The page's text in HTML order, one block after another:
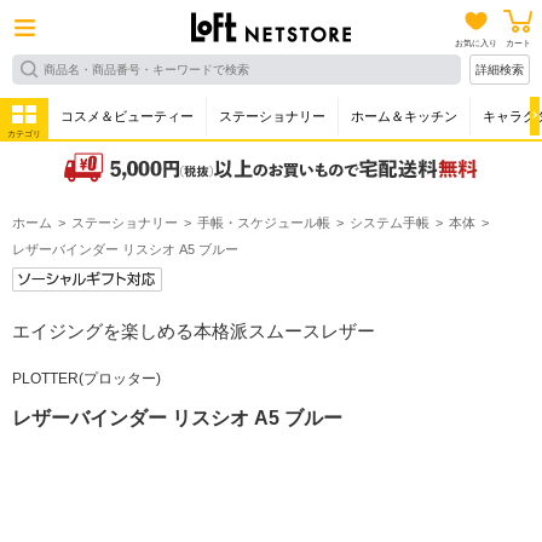
お気に入り カート
詳細検索
カテゴリ
コスメ＆ビューティー ステーショナリー ホーム＆キッチン キャラク
ホーム ステーショナリー 手帳・スケジュール帳 システム手帳
本体
レザーバインダー リスシオ A5 ブルー
エイジングを楽しめる本格派スムースレザー
PLOTTER(プロッター)
レザーバインダー リスシオ A5 ブルー